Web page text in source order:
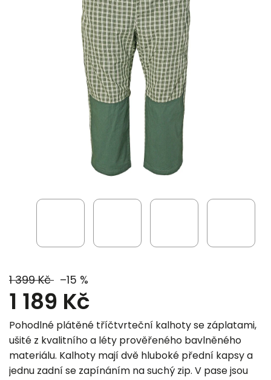
1 399 Kč –15 %
1 189 Kč
Pohodlné plátěné tříčtvrteční kalhoty se záplatami,
ušité z kvalitního a léty prověřeného bavlněného
materiálu. Kalhoty mají dvě hluboké přední kapsy a
jednu zadní se zapínáním na suchý zip. V pase jsou